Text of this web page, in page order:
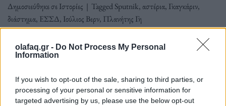
olafaq.gr - Do Not Process My Personal
Information
If you wish to opt-out of the sale, sharing to third parties, or
processing of your personal or sensitive information for
targeted advertising by us, please use the below opt-out
Δημοσιεύθηκε σεΙστορίες | TaggedSputnik,αστέρια, Γκαγκάριν,
διάστημα, ΕΣΣΔ, Ιούλιος Βερν, Πλανήτης Γη
Τρόπος Ζωής